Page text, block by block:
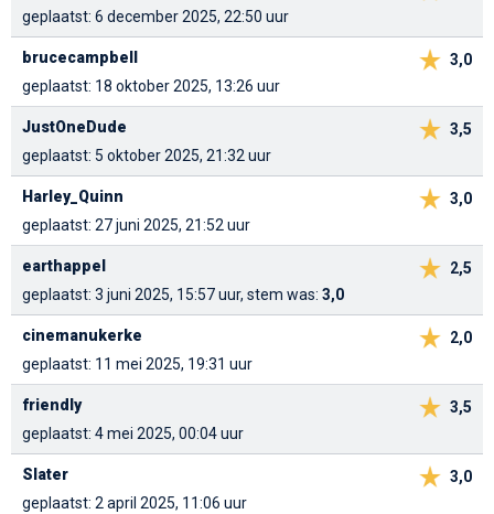
geplaatst: 6 december 2025, 22:50 uur
3,0
brucecampbell
geplaatst: 18 oktober 2025, 13:26 uur
3,5
JustOneDude
geplaatst: 5 oktober 2025, 21:32 uur
3,0
Harley_Quinn
geplaatst: 27 juni 2025, 21:52 uur
2,5
earthappel
geplaatst: 3 juni 2025, 15:57 uur, stem was: 3,0
2,0
cinemanukerke
geplaatst: 11 mei 2025, 19:31 uur
3,5
friendly
geplaatst: 4 mei 2025, 00:04 uur
3,0
Slater
geplaatst: 2 april 2025, 11:06 uur